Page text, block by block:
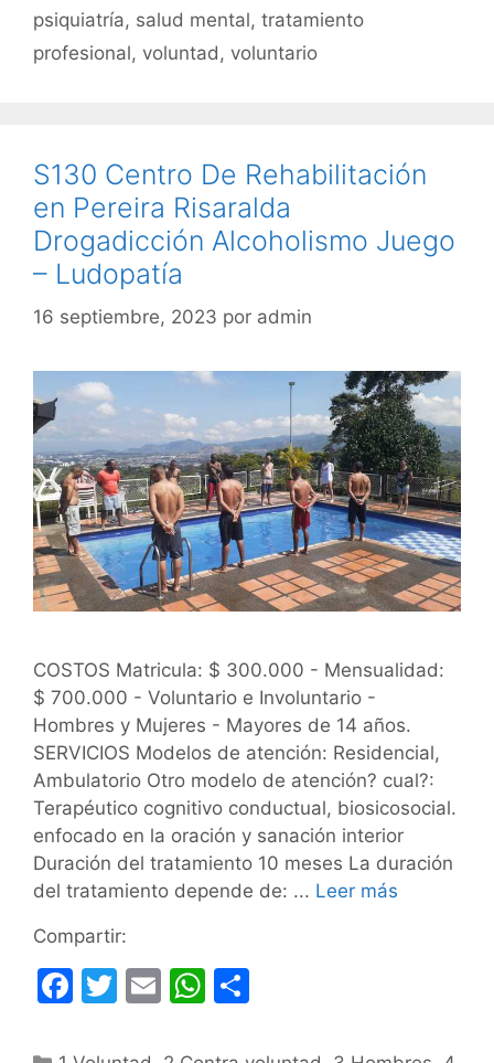
psiquiatría, salud mental, tratamiento
profesional, voluntad, voluntario
S130 Centro De Rehabilitación
en Pereira Risaralda
Drogadicción Alcoholismo Juego
– Ludopatía
16 septiembre, 2023 por admin
COSTOS Matricula: $ 300.000 - Mensualidad:
$ 700.000 - Voluntario e Involuntario -
Hombres y Mujeres - Mayores de 14 años.
SERVICIOS Modelos de atención: Residencial,
Ambulatorio Otro modelo de atención? cual?:
Terapéutico cognitivo conductual, biosicosocial.
enfocado en la oración y sanación interior
Duración del tratamiento 10 meses La duración
del tratamiento depende de: ... Leer más
Compartir:
F
T
E
W
Categorías